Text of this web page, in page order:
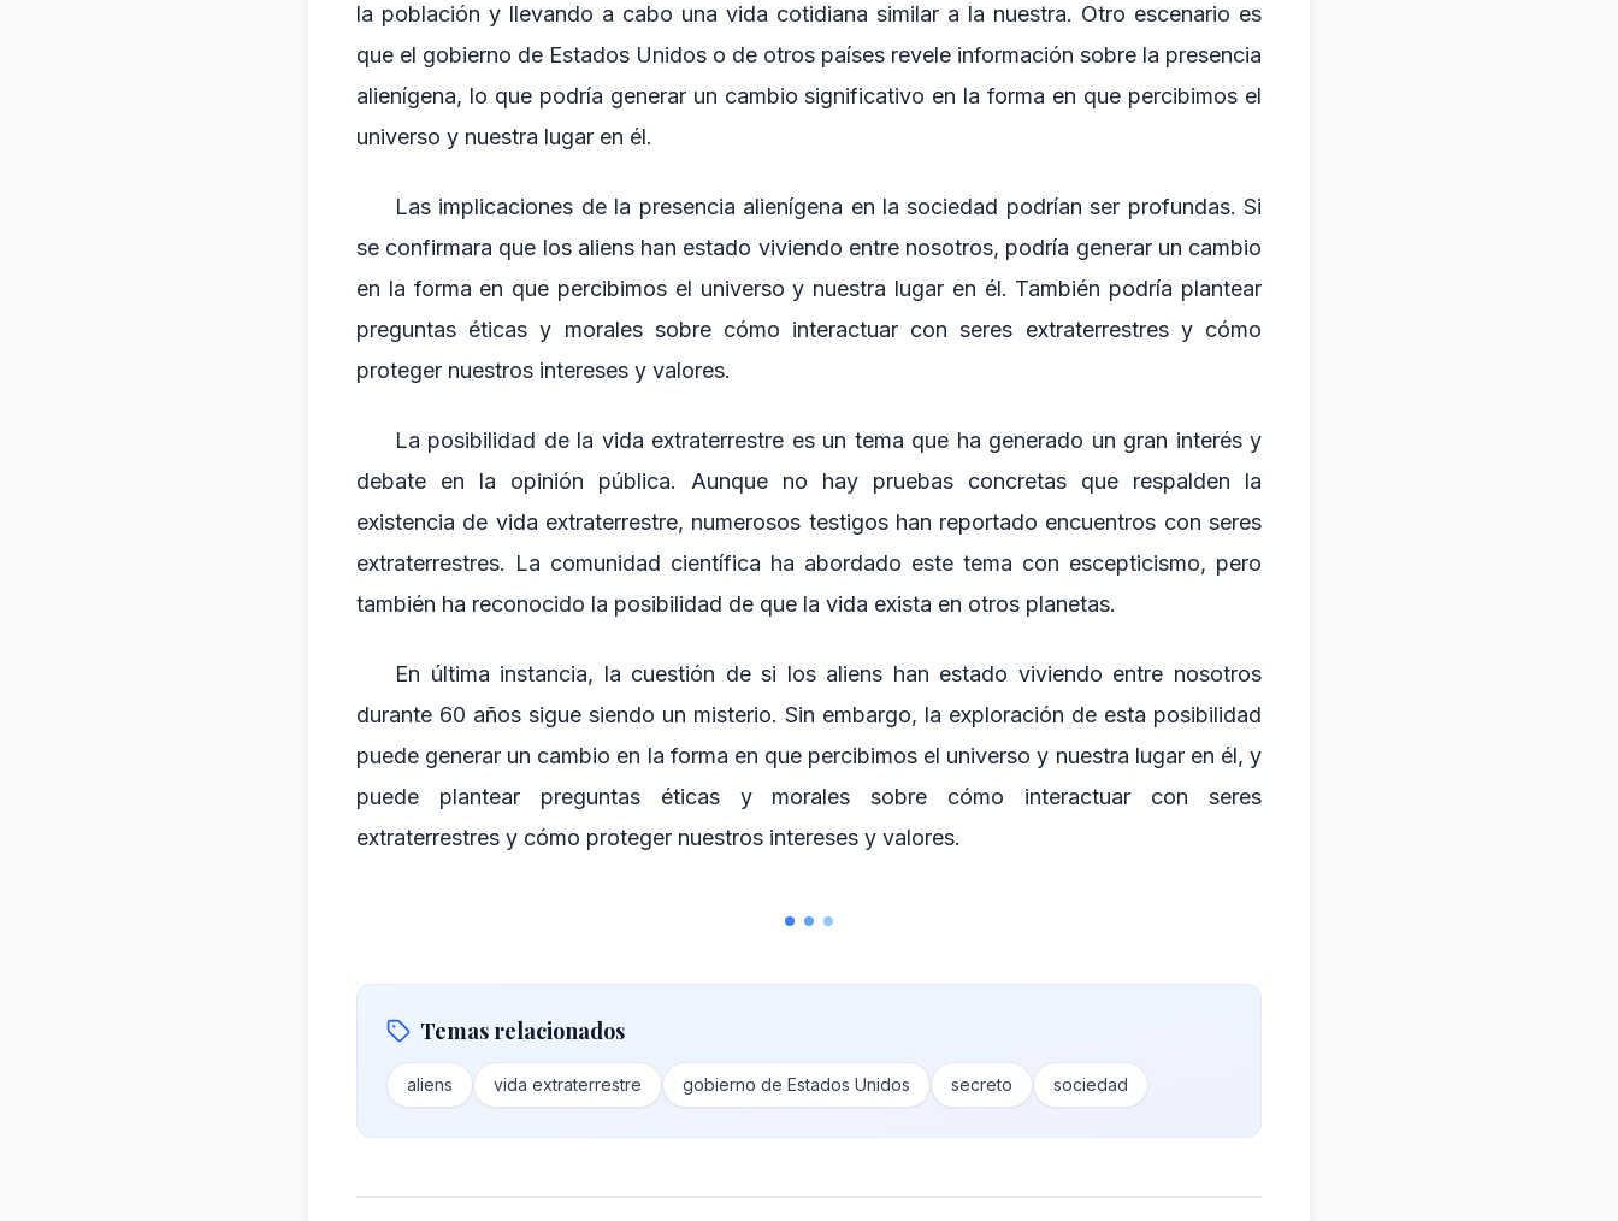
la población y llevando a cabo una vida cotidiana similar a la nuestra. Otro escenario es
que el gobierno de Estados Unidos o de otros países revele información sobre la presencia
alienígena, lo que podría generar un cambio significativo en la forma en que percibimos el
universo y nuestra lugar en él.
Las implicaciones de la presencia alienígena en la sociedad podrían ser profundas. Si
se confirmara que los aliens han estado viviendo entre nosotros, podría generar un cambio
en la forma en que percibimos el universo y nuestra lugar en él. También podría plantear
preguntas éticas y morales sobre cómo interactuar con seres extraterrestres y cómo
proteger nuestros intereses y valores.
La posibilidad de la vida extraterrestre es un tema que ha generado un gran interés y
debate en la opinión pública. Aunque no hay pruebas concretas que respalden la
existencia de vida extraterrestre, numerosos testigos han reportado encuentros con seres
extraterrestres. La comunidad científica ha abordado este tema con escepticismo, pero
también ha reconocido la posibilidad de que la vida exista en otros planetas.
En última instancia, la cuestión de si los aliens han estado viviendo entre nosotros
durante 60 años sigue siendo un misterio. Sin embargo, la exploración de esta posibilidad
puede generar un cambio en la forma en que percibimos el universo y nuestra lugar en él, y
puede plantear preguntas éticas y morales sobre cómo interactuar con seres
extraterrestres y cómo proteger nuestros intereses y valores.
Temas relacionados
aliens vida extraterrestre gobierno de Estados Unidos secreto sociedad